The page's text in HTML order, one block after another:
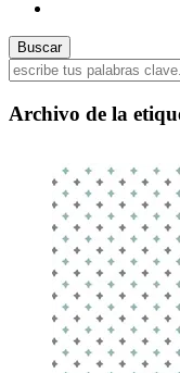
Archivo de la